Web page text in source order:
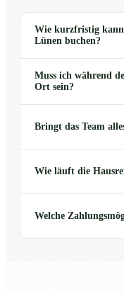
Wie kurzfristig
Lünen buchen?
Muss ich während
Ort sein?
Bringt das Team
Wie läuft die
Welche